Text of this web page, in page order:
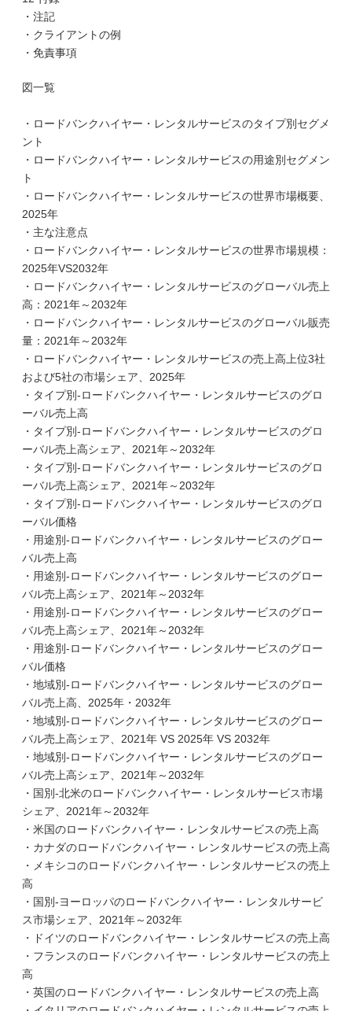
・注記
・クライアントの例
・免責事項
図一覧
・ロードバンクハイヤー・レンタルサービスのタイプ別セグメ
ント
・ロードバンクハイヤー・レンタルサービスの用途別セグメン
ト
・ロードバンクハイヤー・レンタルサービスの世界市場概要、
2025年
・主な注意点
・ロードバンクハイヤー・レンタルサービスの世界市場規模：
2025年VS2032年
・ロードバンクハイヤー・レンタルサービスのグローバル売上
高：2021年～2032年
・ロードバンクハイヤー・レンタルサービスのグローバル販売
量：2021年～2032年
・ロードバンクハイヤー・レンタルサービスの売上高上位3社
および5社の市場シェア、2025年
・タイプ別-ロードバンクハイヤー・レンタルサービスのグロ
ーバル売上高
・タイプ別-ロードバンクハイヤー・レンタルサービスのグロ
ーバル売上高シェア、2021年～2032年
・タイプ別-ロードバンクハイヤー・レンタルサービスのグロ
ーバル売上高シェア、2021年～2032年
・タイプ別-ロードバンクハイヤー・レンタルサービスのグロ
ーバル価格
・用途別-ロードバンクハイヤー・レンタルサービスのグロー
バル売上高
・用途別-ロードバンクハイヤー・レンタルサービスのグロー
バル売上高シェア、2021年～2032年
・用途別-ロードバンクハイヤー・レンタルサービスのグロー
バル売上高シェア、2021年～2032年
・用途別-ロードバンクハイヤー・レンタルサービスのグロー
バル価格
・地域別-ロードバンクハイヤー・レンタルサービスのグロー
バル売上高、2025年・2032年
・地域別-ロードバンクハイヤー・レンタルサービスのグロー
バル売上高シェア、2021年 VS 2025年 VS 2032年
・地域別-ロードバンクハイヤー・レンタルサービスのグロー
バル売上高シェア、2021年～2032年
・国別-北米のロードバンクハイヤー・レンタルサービス市場
シェア、2021年～2032年
・米国のロードバンクハイヤー・レンタルサービスの売上高
・カナダのロードバンクハイヤー・レンタルサービスの売上高
・メキシコのロードバンクハイヤー・レンタルサービスの売上
高
・国別-ヨーロッパのロードバンクハイヤー・レンタルサービ
ス市場シェア、2021年～2032年
・ドイツのロードバンクハイヤー・レンタルサービスの売上高
・フランスのロードバンクハイヤー・レンタルサービスの売上
高
・英国のロードバンクハイヤー・レンタルサービスの売上高